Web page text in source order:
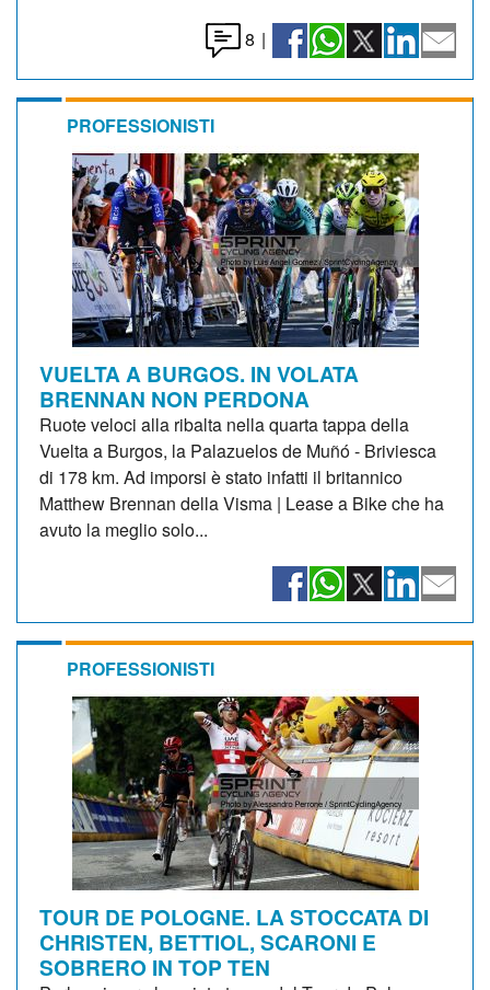
8 |
PROFESSIONISTI
VUELTA A BURGOS. IN VOLATA
BRENNAN NON PERDONA
Ruote veloci alla ribalta nella quarta tappa della
Vuelta a Burgos, la Palazuelos de Muñó - Briviesca
di 178 km. Ad imporsi è stato infatti il britannico
Matthew Brennan della Visma | Lease a Bike che ha
avuto la meglio solo...
PROFESSIONISTI
TOUR DE POLOGNE. LA STOCCATA DI
CHRISTEN, BETTIOL, SCARONI E
SOBRERO IN TOP TEN